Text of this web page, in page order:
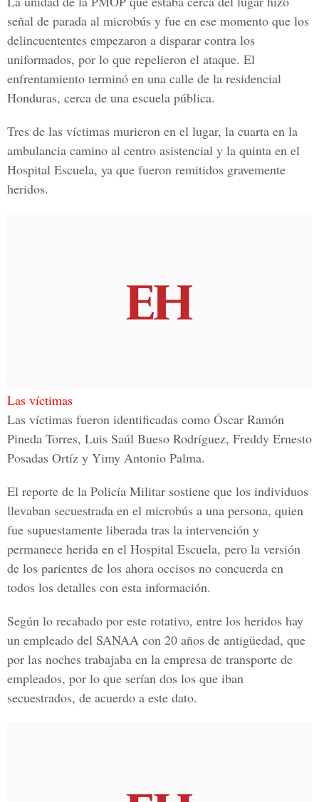
señal de parada al microbús y fue en ese momento que los
delincuententes empezaron a disparar contra los
uniformados, por lo que repelieron el ataque. El
enfrentamiento terminó en una calle de la residencial
Honduras, cerca de una escuela pública.
Tres de las víctimas murieron en el lugar, la cuarta en la
ambulancia camino al centro asistencial y la quinta en el
Hospital Escuela, ya que fueron remitidos gravemente
heridos.
Las víctimas
Las víctimas fueron identificadas como Óscar Ramón
Pineda Torres, Luis Saúl Bueso Rodríguez, Freddy Ernesto
Posadas Ortíz y Yimy Antonio Palma.
El reporte de la Policía Militar sostiene que los individuos
llevaban secuestrada en el microbús a una persona, quien
fue supuestamente liberada tras la intervención y
permanece herida en el Hospital Escuela, pero la versión
de los parientes de los ahora occisos no concuerda en
todos los detalles con esta información.
Según lo recabado por este rotativo, entre los heridos hay
un empleado del SANAA con 20 años de antigüedad, que
por las noches trabajaba en la empresa de transporte de
empleados, por lo que serían dos los que iban
secuestrados, de acuerdo a este dato.